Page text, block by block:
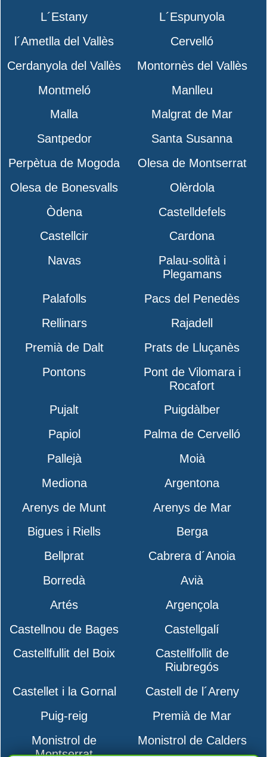
L´Estany
L´Espunyola
l´Ametlla del Vallès
Cervelló
Cerdanyola del Vallès
Montornès del Vallès
Montmeló
Manlleu
Malla
Malgrat de Mar
Santpedor
Santa Susanna
Perpètua de Mogoda
Olesa de Montserrat
Olesa de Bonesvalls
Olèrdola
Òdena
Castelldefels
Castellcir
Cardona
Navas
Palau-solità i
Plegamans
Palafolls
Pacs del Penedès
Rellinars
Rajadell
Premià de Dalt
Prats de Lluçanès
Pontons
Pont de Vilomara i
Rocafort
Pujalt
Puigdàlber
Papiol
Palma de Cervelló
Pallejà
Moià
Mediona
Argentona
Arenys de Munt
Arenys de Mar
Bigues i Riells
Berga
Bellprat
Cabrera d´Anoia
Borredà
Avià
Artés
Argençola
Castellnou de Bages
Castellgalí
Castellfullit del Boix
Castellfollit de
Riubregós
Castellet i la Gornal
Castell de l´Areny
Puig-reig
Premià de Mar
Monistrol de
Montserrat
Monistrol de Calders